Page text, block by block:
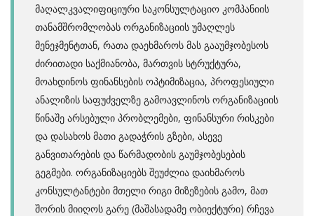
მაღალკვალიფიციური საკონსულტაციო კომპანიის
თანამშრომლობას ორგანიზაციის უმაღლეს
მენეჯმენტთან, რათა დაეხმაროს მას გააუმჯობესოს
ძირითადი საქმიანობა, მართვის სტრუქტურა,
მოახდინოს ფინანსების ოპტიმიზაცია, პროფესიული
ანალიზის საფუძველზე გამოავლინოს ორგანიზაციის
წინაშე არსებული პრობლემები, ფინანსური რისკები
და დასახოს მათი გადაჭრის გზები, ასევე
განვითარების და წარმადობის გაუმჯობესების
გეგმები. ორგანიზაციებს შეუძლია დაიხმაროს
კონსულტანტები მთელი რიგი მიზეზების გამო, მათ
შორის მიიღოს გარე (მაშასადამე ობიექტური) რჩევა